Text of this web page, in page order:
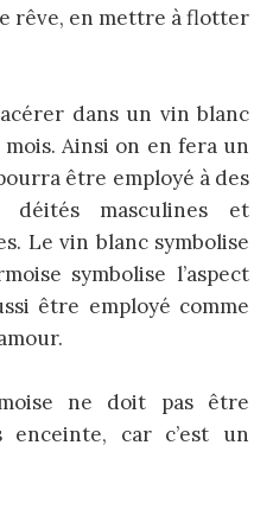
rêve, en mettre à flotter
dans un vin blanc
Ainsi on en fera un
être employé à des
masculines et
Le vin blanc symbolise
symbolise l’aspect
être employé comme
ne doit pas être
enceinte, car c’est un